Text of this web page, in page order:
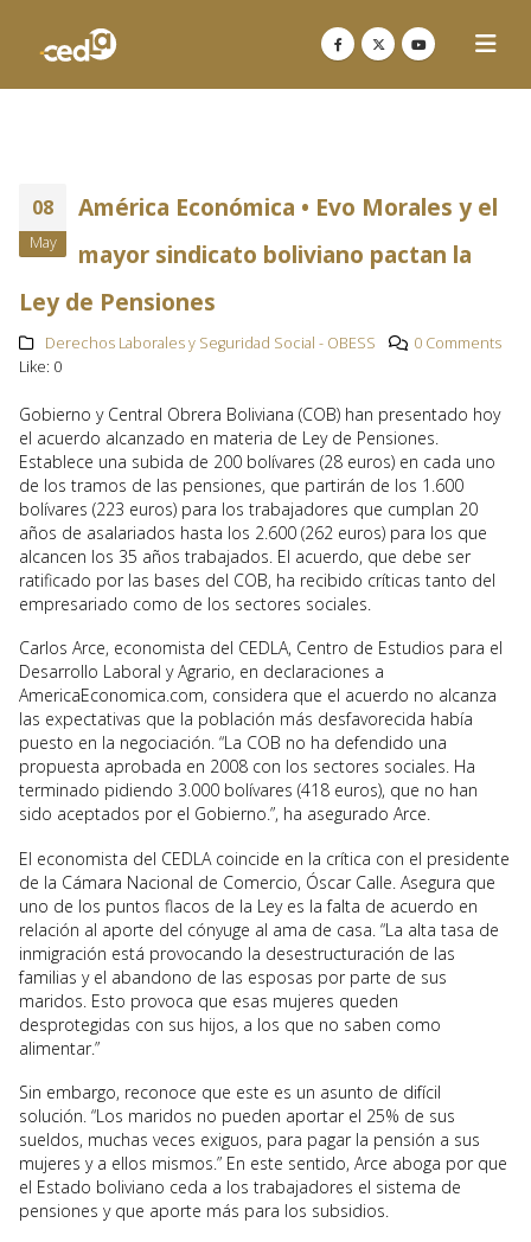
08
May
América Económica • Evo Morales y el
mayor sindicato boliviano pactan la
Ley de Pensiones
Derechos Laborales y Seguridad Social - OBESS
0 Comments
Like: 0
Gobierno y Central Obrera Boliviana (COB) han presentado hoy
el acuerdo alcanzado en materia de Ley de Pensiones.
Establece una subida de 200 bolívares (28 euros) en cada uno
de los tramos de las pensiones, que partirán de los 1.600
bolívares (223 euros) para los trabajadores que cumplan 20
años de asalariados hasta los 2.600 (262 euros) para los que
alcancen los 35 años trabajados. El acuerdo, que debe ser
ratificado por las bases del COB, ha recibido críticas tanto del
empresariado como de los sectores sociales.
Carlos Arce, economista del CEDLA, Centro de Estudios para el
Desarrollo Laboral y Agrario, en declaraciones a
AmericaEconomica.com, considera que el acuerdo no alcanza
las expectativas que la población más desfavorecida había
puesto en la negociación. “La COB no ha defendido una
propuesta aprobada en 2008 con los sectores sociales. Ha
terminado pidiendo 3.000 bolívares (418 euros), que no han
sido aceptados por el Gobierno.”, ha asegurado Arce.
El economista del CEDLA coincide en la crítica con el presidente
de la Cámara Nacional de Comercio, Óscar Calle. Asegura que
uno de los puntos flacos de la Ley es la falta de acuerdo en
relación al aporte del cónyuge al ama de casa. “La alta tasa de
inmigración está provocando la desestructuración de las
familias y el abandono de las esposas por parte de sus
maridos. Esto provoca que esas mujeres queden
desprotegidas con sus hijos, a los que no saben como
alimentar.”
Sin embargo, reconoce que este es un asunto de difícil
solución. “Los maridos no pueden aportar el 25% de sus
sueldos, muchas veces exiguos, para pagar la pensión a sus
mujeres y a ellos mismos.” En este sentido, Arce aboga por que
el Estado boliviano ceda a los trabajadores el sistema de
pensiones y que aporte más para los subsidios.